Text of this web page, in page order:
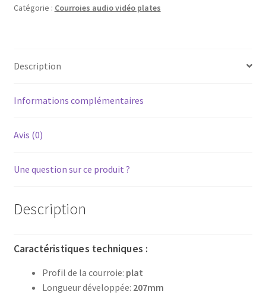
audio
3mm
0,6mm
Catégorie : Courroies audio vidéo plates
Description
Informations complémentaires
Avis (0)
Une question sur ce produit ?
Description
Caractéristiques techniques :
Profil de la courroie: plat
Longueur développée: 207mm